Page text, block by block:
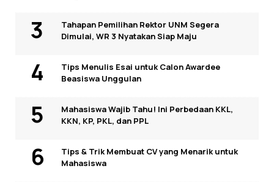
Tahapan Pemilihan Rektor UNM Segera
Dimulai, WR 3 Nyatakan Siap Maju
Tips Menulis Esai untuk Calon Awardee
Beasiswa Unggulan
Mahasiswa Wajib Tahu! Ini Perbedaan KKL,
KKN, KP, PKL, dan PPL
Tips & Trik Membuat CV yang Menarik untuk
Mahasiswa